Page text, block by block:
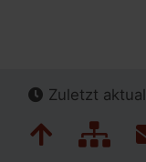
Zuletzt
Navigation
Zum